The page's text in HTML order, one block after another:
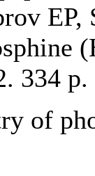
334 p.
of